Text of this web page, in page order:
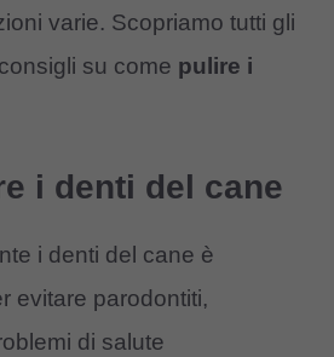
varie. Scopriamo tutti gli
su come pulire i
i denti del cane
i denti del cane è
evitare parodontiti,
di salute